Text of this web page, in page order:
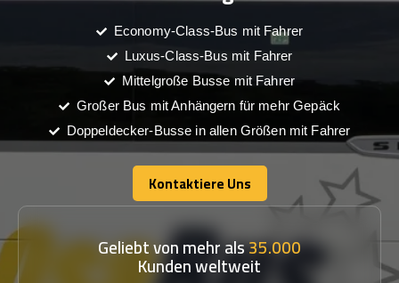
Economy-Class-Bus mit Fahrer
Luxus-Class-Bus mit Fahrer
Mittelgroße Busse mit Fahrer
Großer Bus mit Anhängern für mehr Gepäck
Doppeldecker-Busse in allen Größen mit Fahrer
Kontaktiere Uns
Kontaktiere Uns
Geliebt von mehr als35.000
Kunden weltweit